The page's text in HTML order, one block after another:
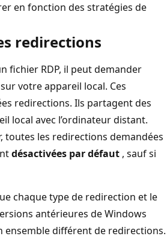
en fonction des stratégies de
redirections
fichier RDP, il peut demander
votre appareil local. Ces
redirections. Ils partagent des
local avec l’ordinateur distant.
toutes les redirections demandées
désactivées par défaut , sauf si
chaque type de redirection et le
antérieures de Windows
ensemble différent de redirections.